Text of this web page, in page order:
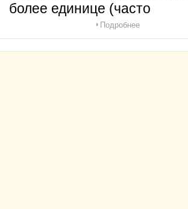
более единице (часто
Подробнее